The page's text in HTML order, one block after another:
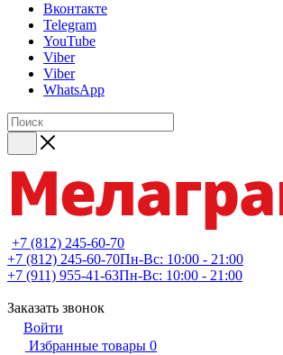
Вконтакте
Telegram
YouTube
Viber
Viber
WhatsApp
+7 (812) 245-60-70
+7 (812) 245-60-70Пн-Вс: 10:00 - 21:00
+7 (911) 955-41-63Пн-Вс: 10:00 - 21:00
Заказать звонок
Войти
Избранные товары 0